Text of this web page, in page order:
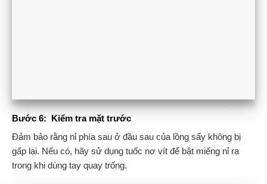
Bước 6: Kiểm tra mặt trước
Đảm bảo rằng nỉ phía sau ở đầu sau của lồng sấy không bị
gấp lại. Nếu có, hãy sử dụng tuốc nơ vít để bật miếng nỉ ra
trong khi dùng tay quay trống.